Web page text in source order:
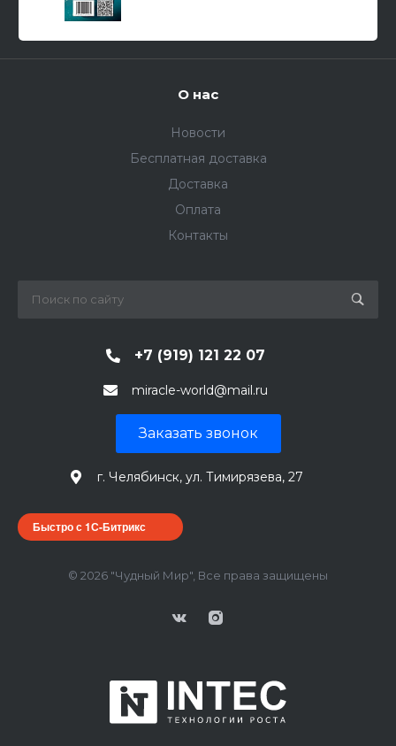
О нас
Новости
Бесплатная доставка
Доставка
Оплата
Контакты
+7 (919) 121 22 07
miracle-world@mail.ru
Заказать звонок
г. Челябинск, ул. Тимирязева, 27
Быстро с 1С-Битрикс
© 2026 "Чудный Мир", Все права защищены